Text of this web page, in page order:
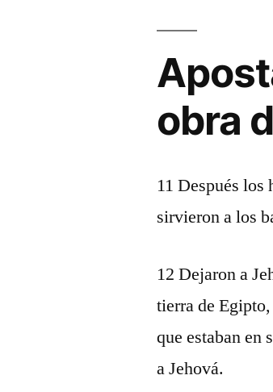
obra
11 Después
sirvieron a los
12 Dejaron a
tierra de
que estaban en
a Jehová.